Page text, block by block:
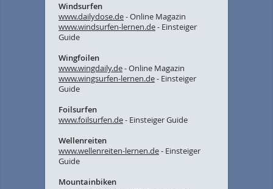
Windsurfen
www.dailydose.de- Online Magazin
www.windsurfen-lernen.de- Einsteiger
Guide
Wingfoilen
www.wingdaily.de- Online Magazin
www.wingsurfen-lernen.de- Einsteiger
Guide
Foilsurfen
www.foilsurfen.de- Einsteiger Guide
Wellenreiten
www.wellenreiten-lernen.de- Einsteiger
Guide
Mountainbiken